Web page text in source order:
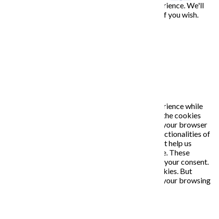
This website uses cookies to improve your experience. We'll
assume you're ok with this, but you can opt-out if you wish.
This website uses cookies to improve your experience while
you navigate through the website. Out of these, the cookies
that are categorized as necessary are stored on your browser
as they are essential for the working of basic functionalities of
the website. We also use third-party cookies that help us
analyze and understand how you use this website. These
cookies will be stored in your browser only with your consent.
You also have the option to opt-out of these cookies. But
opting out of some of these cookies may affect your browsing